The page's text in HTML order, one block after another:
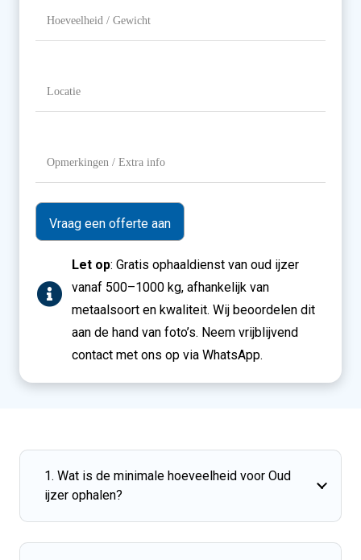
Hoeveelheid
Locatie
Opmerkingen
Extra
info
Let op: Gratis ophaaldienst van oud ijzer
vanaf 500–1000 kg, afhankelijk van
metaalsoort en kwaliteit. Wij beoordelen dit
aan de hand van foto’s. Neem vrijblijvend
contact met ons op via WhatsApp.
1. Wat is de minimale hoeveelheid voor Oud
ijzer ophalen?